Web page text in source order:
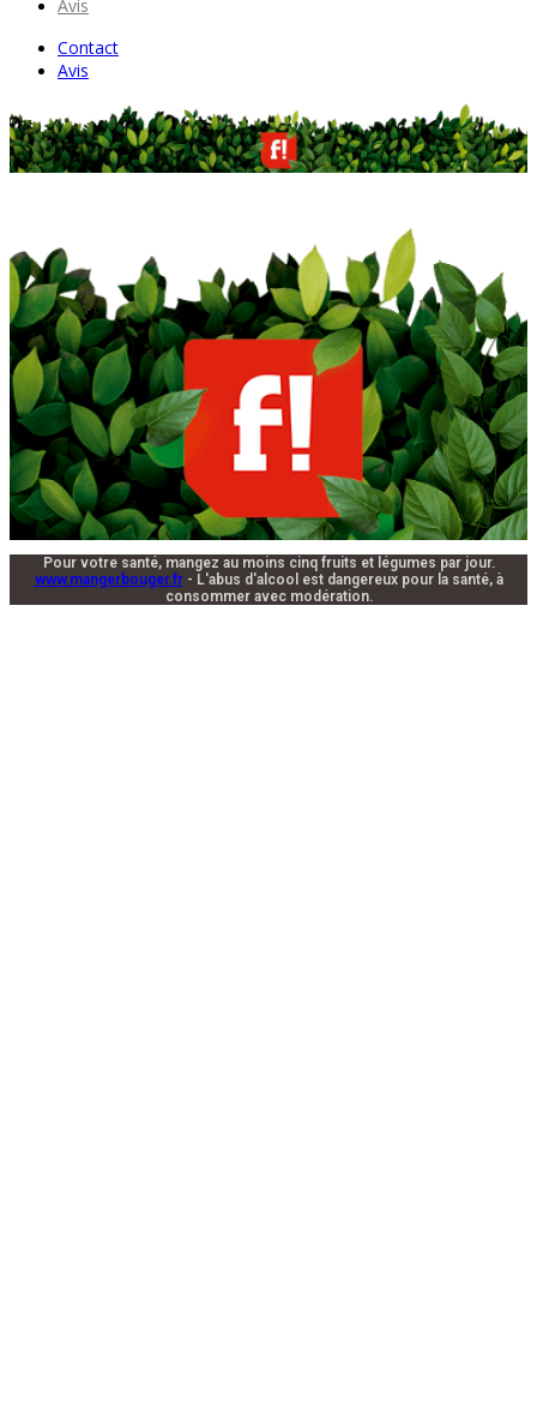
Avis
Contact
Avis
Pour votre santé, mangez au moins cinq fruits et légumes par jour.
www.mangerbouger.fr- L'abus d'alcool est dangereux pour la santé, à
consommer avec modération.